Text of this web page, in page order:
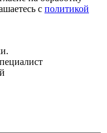
с политикой